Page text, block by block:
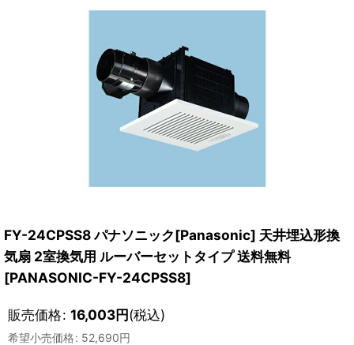
FY-24CPSS8 パナソニック[Panasonic] 天井埋込形換
気扇 2室換気用 ルーバーセットタイプ 送料無料
[PANASONIC-FY-24CPSS8]
販売価格: 16,003円(税込)
希望小売価格: 52,690円